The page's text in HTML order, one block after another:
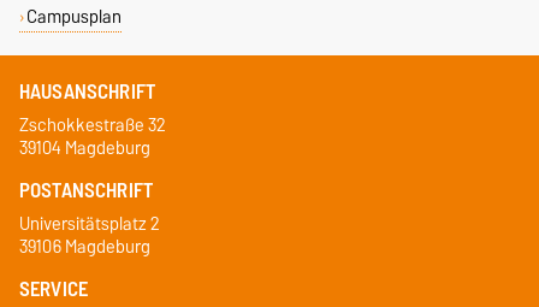
Campusplan
HAUSANSCHRIFT
Zschokkestraße 32
39104 Magdeburg
POSTANSCHRIFT
Universitätsplatz 2
39106 Magdeburg
SERVICE